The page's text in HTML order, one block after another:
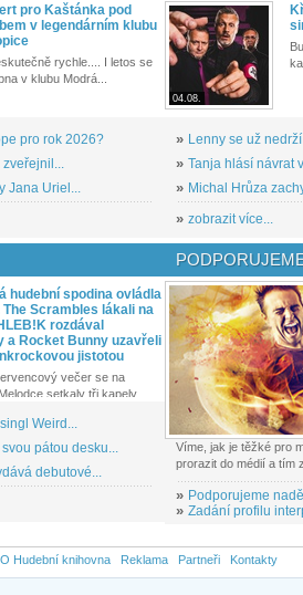
pro Kaštánka pod
v legendárním klubu
rychle.... I letos se
v klubu Modrá...
pro rok 2026?
Uriel...
04.08.
» Lenny se už
» Tanja hlásí návrat
» Michal Hrůza
» zobrazit více...
hudební spodina ovládla
The Scrambles lákali na
rozdával
a Rocket Bunny uzavřeli
jistotou
večer se na
setkaly tři kapely...
Weird...
pátou desku...
debutové...
Víme, jak je těžké pro
prorazit do médií a tím
» Podporujeme
» Zadání profilu
O Hudební knihovna Reklama Partneři Kontakty